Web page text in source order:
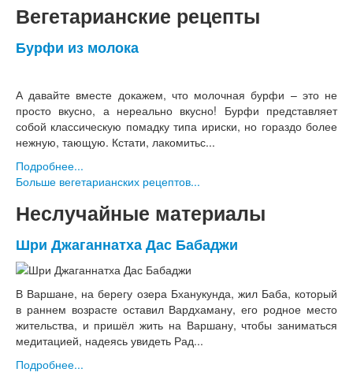
Вегетарианские рецепты
Бурфи из молока
А давайте вместе докажем, что молочная бурфи – это не
просто вкусно, а нереально вкусно! Бурфи представляет
собой классическую помадку типа ириски, но гораздо более
нежную, тающую. Кстати, лакомитьс...
Подробнее...
Больше вегетарианских рецептов...
Неслучайные материалы
Шри Джаганнатха Дас Бабаджи
В Варшане, на берегу озера Бханукунда, жил Баба, который
в раннем возрасте оставил Вардхаману, его родное место
жительства, и пришёл жить на Варшану, чтобы заниматься
медитацией, надеясь увидеть Рад...
Подробнее...